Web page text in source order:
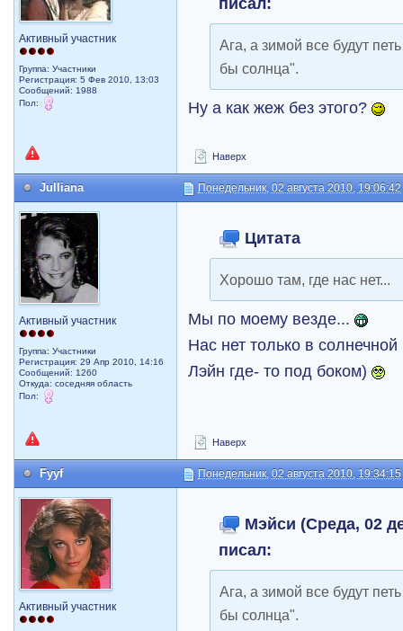
Активный участник
Группа: Участники
Регистрация: 5 Фев 2010, 13:03
Сообщений: 1988
Пол:
Ага, а зимой все будут
бы солнца".
Ну а как жеж без этого?
Наверх
Julliana Понедельник, 02 августа 2010, 19:06:42
Активный участник
Группа: Участники
Регистрация: 29 Апр 2010, 14:16
Сообщений: 1260
Откуда: соседняя область
Пол:
Цитата
Хорошо там, где нас нет...
Мы по моему везде...
Нас нет только в
Лэйн где- то под боком)
Наверх
Fyyf Понедельник, 02 августа 2010, 19:34:15
Активный участник
Мэйси (Среда, 02
писал:
Ага, а зимой все будут
бы солнца".